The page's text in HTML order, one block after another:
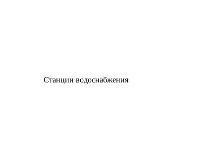
Станции водоснабжения